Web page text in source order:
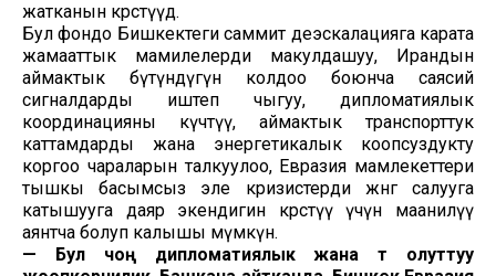
жатканын көрсөтүүдө.
Бул фондо Бишкектеги саммит деэскалацияга карата
жамааттык мамилелерди макулдашуу, Ирандын
аймактык бүтүндүгүн колдоо боюнча саясий
сигналдарды иштеп чыгуу, дипломатиялык
координацияны күчөтүү, аймактык транспорттук
каттамдарды жана энергетикалык коопсуздукту
коргоо чараларын талкуулоо, Евразия мамлекеттери
тышкы басымсыз эле кризистерди жөнгө салууга
катышууга даяр экендигин көрсөтүү үчүн маанилүү
аянтча болуп калышы мүмкүн.
— Бул чоң дипломатиялык жана өтө олуттуу